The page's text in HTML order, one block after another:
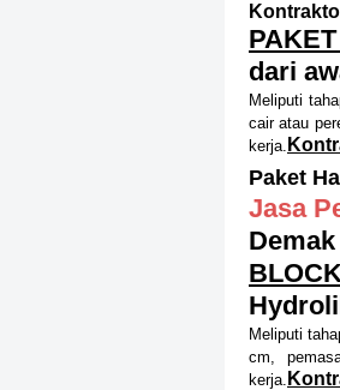
dari
Meliputi
cair atau
kerja.
Paket
Jasa
Meliputi
cm,
kerja.